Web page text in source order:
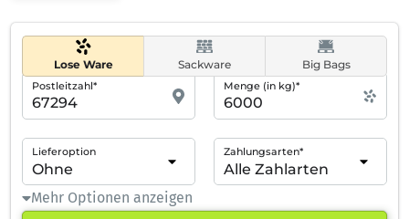
Lose Ware Sackware Big Bags
Postleitzahl* Menge (in kg)*
Lieferoption Zahlungsarten*
Mehr Optionen anzeigen